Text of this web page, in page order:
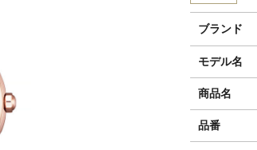
ブランド
モデル名
商品名
品番